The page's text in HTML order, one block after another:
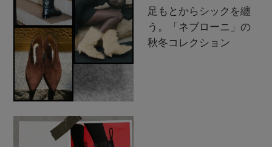
足もとからシックを纏
う。「ネブローニ」の
秋冬コレクション